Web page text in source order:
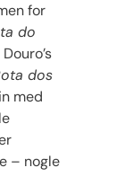
for
do
dos
med
– nogle